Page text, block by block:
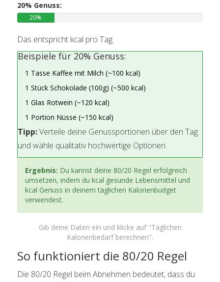
20% Genuss:
20%
Das entspricht kcal pro Tag.
Beispiele für 20% Genuss:
1 Tasse Kaffee mit Milch (~100 kcal)
1 Stück Schokolade (100g) (~500 kcal)
1 Glas Rotwein (~120 kcal)
1 Portion Nüsse (~150 kcal)
Tipp:Verteile deine Genussportionen über den Tag
und wähle qualitativ hochwertige Optionen.
Ergebnis: Du kannst deine 80/20 Regel erfolgreich
umsetzen, indem du kcal gesunde Lebensmittel und
kcal Genuss in deinem täglichen Kalorienbudget
verwendest.
Gib deine Daten ein und klicke auf "Täglichen
Kalorienbedarf berechnen".
So funktioniert die 80/20 Regel
Die 80/20 Regel beim Abnehmen bedeutet, dass du